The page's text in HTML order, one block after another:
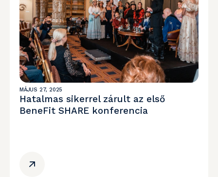
MÁJUS 27, 2025
Hatalmas sikerrel zárult az első
BeneFit SHARE konferencia